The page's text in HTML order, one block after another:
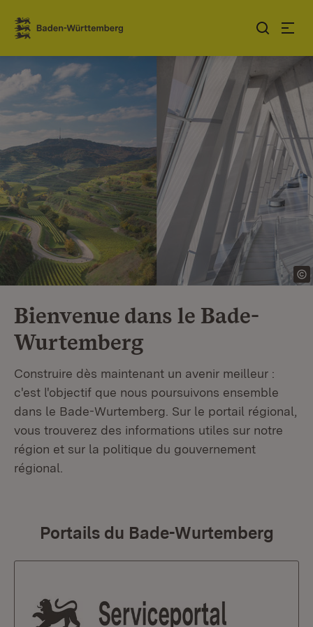
Sauter au contenu
Link zur Startseite
Bienvenue dans le Bade-
Wurtemberg
Construire dès maintenant un avenir meilleur :
c'est l'objectif que nous poursuivons ensemble
dans le Bade-Wurtemberg. Sur le portail régional,
vous trouverez des informations utiles sur notre
région et sur la politique du gouvernement
régional.
Portails du Bade-Wurtemberg